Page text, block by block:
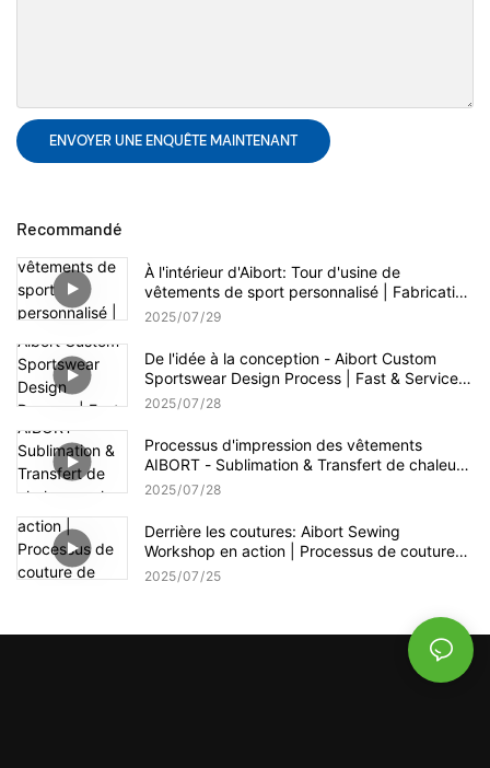
ENVOYER UNE ENQUÊTE MAINTENANT
Recommandé
À l'intérieur d'Aibort: Tour d'usine de
vêtements de sport personnalisé | Fabrication
de vêtements OEM en action
2025 07 29
De l'idée à la conception - Aibort Custom
Sportswear Design Process | Fast & Service
OEM créatif
2025 07 28
Processus d'impression des vêtements
AIBORT - Sublimation & Transfert de chaleur
sur les vêtements de sport personnalisés
2025 07 28
Derrière les coutures: Aibort Sewing
Workshop en action | Processus de couture
de vêtements de vêtements de sport
2025 07 25